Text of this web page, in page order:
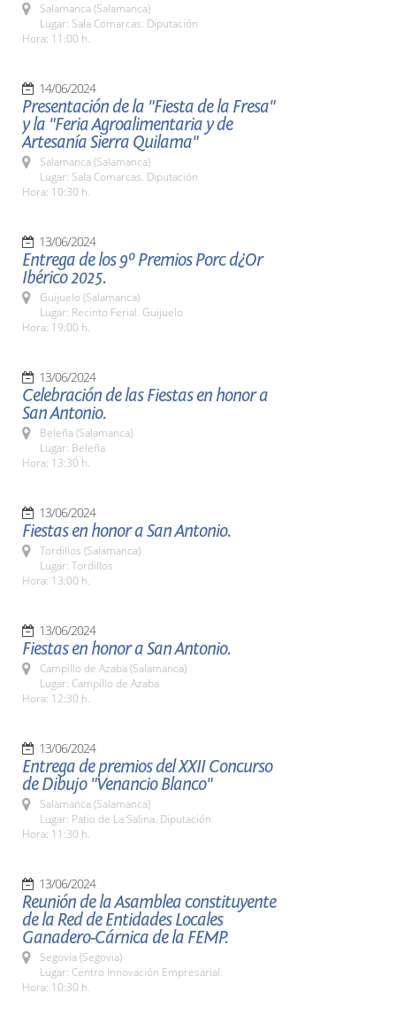
Salamanca (Salamanca)
Lugar: Sala Comarcas. Diputación
Hora: 11:00 h.
14/06/2024
Presentación de la "Fiesta de la Fresa"
y la "Feria Agroalimentaria y de
Artesanía Sierra Quilama"
Salamanca (Salamanca)
Lugar: Sala Comarcas. Diputación
Hora: 10:30 h.
13/06/2024
Entrega de los 9º Premios Porc d¿Or
Ibérico 2025.
Guijuelo (Salamanca)
Lugar: Recinto Ferial. Guijuelo
Hora: 19:00 h.
13/06/2024
Celebración de las Fiestas en honor a
San Antonio.
Beleña (Salamanca)
Lugar: Beleña
Hora: 13:30 h.
13/06/2024
Fiestas en honor a San Antonio.
Tordillos (Salamanca)
Lugar: Tordillos
Hora: 13:00 h.
13/06/2024
Fiestas en honor a San Antonio.
Campillo de Azaba (Salamanca)
Lugar: Campillo de Azaba
Hora: 12:30 h.
13/06/2024
Entrega de premios del XXII Concurso
de Dibujo "Venancio Blanco"
Salamanca (Salamanca)
Lugar: Patio de La Salina. Diputación
Hora: 11:30 h.
13/06/2024
Reunión de la Asamblea constituyente
de la Red de Entidades Locales
Ganadero-Cárnica de la FEMP.
Segovia (Segovia)
Lugar: Centro Innovación Empresarial.
Hora: 10:30 h.